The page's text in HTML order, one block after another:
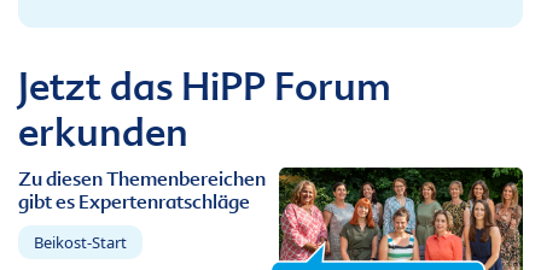
Jetzt das HiPP Forum
erkunden
Zu diesen Themenbereichen
gibt es Expertenratschläge
Beikost-Start